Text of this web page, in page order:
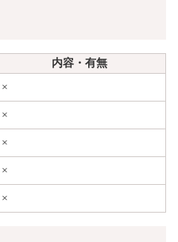
内容・有無
×
×
×
×
×